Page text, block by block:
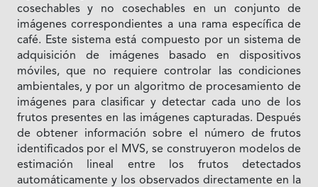
cosechables y no cosechables en un conjunto de
imágenes correspondientes a una rama específica de
café. Este sistema está compuesto por un sistema de
adquisición de imágenes basado en dispositivos
móviles, que no requiere controlar las condiciones
ambientales, y por un algoritmo de procesamiento de
imágenes para clasificar y detectar cada uno de los
frutos presentes en las imágenes capturadas. Después
de obtener información sobre el número de frutos
identificados por el MVS, se construyeron modelos de
estimación lineal entre los frutos detectados
automáticamente y los observados directamente en la